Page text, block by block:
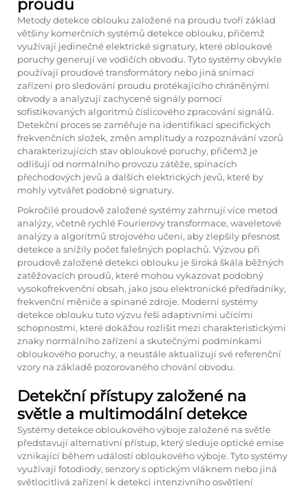
proudu
Metody detekce oblouku založené na proudu tvoří základ
většiny komerčních systémů detekce oblouku, přičemž
využívají jedinečné elektrické signatury, které obloukové
poruchy generují ve vodičích obvodu. Tyto systémy obvykle
používají proudové transformátory nebo jiná snímací
zařízení pro sledování proudu protékajícího chráněnými
obvody a analyzují zachycené signály pomocí
sofistikovaných algoritmů číslicového zpracování signálů.
Detekční proces se zaměřuje na identifikaci specifických
frekvenčních složek, změn amplitudy a rozpoznávání vzorů
charakterizujících stav obloukové poruchy, přičemž je
odlišují od normálního provozu zátěže, spínacích
přechodových jevů a dalších elektrických jevů, které by
mohly vytvářet podobné signatury.
Pokročilé proudově založené systémy zahrnují více metod
analýzy, včetně rychlé Fourierovy transformace, waveletové
analýzy a algoritmů strojového učení, aby zlepšily přesnost
detekce a snížily počet falešných poplachů. Výzvou při
proudově založené detekci oblouku je široká škála běžných
zatěžovacích proudů, které mohou vykazovat podobný
vysokofrekvenční obsah, jako jsou elektronické předřadníky,
frekvenční měniče a spínané zdroje. Moderní systémy
detekce oblouku tuto výzvu řeší adaptivními učícími
schopnostmi, které dokážou rozlišit mezi charakteristickými
znaky normálního zařízení a skutečnými podmínkami
obloukového poruchy, a neustále aktualizují své referenční
vzory na základě pozorovaného chování obvodu.
Detekční přístupy založené na
světle a multimodální detekce
Systémy detekce obloukového výboje založené na světle
představují alternativní přístup, který sleduje optické emise
vznikající během událostí obloukového výboje. Tyto systémy
využívají fotodiody, senzory s optickým vláknem nebo jiná
světlocitlivá zařízení k detekci intenzivního osvětlení